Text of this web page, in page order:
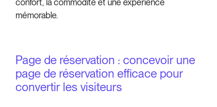
confort, la commodité et une expérience
mémorable.
Page de réservation : concevoir une
page de réservation efficace pour
convertir les visiteurs